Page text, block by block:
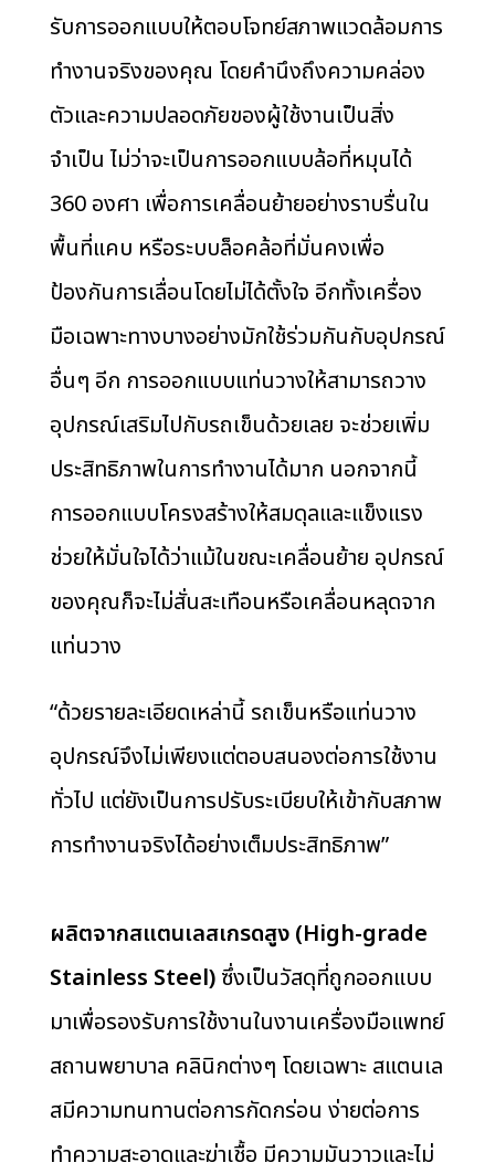
รับการออกแบบให้ตอบโจทย์สภาพแวดล้อมการ
ทำงานจริงของคุณ โดยคำนึงถึงความคล่อง
ตัวและความปลอดภัยของผู้ใช้งานเป็นสิ่ง
จำเป็น ไม่ว่าจะเป็นการออกแบบล้อที่หมุนได้
360 องศา เพื่อการเคลื่อนย้ายอย่างราบรื่นใน
พื้นที่แคบ หรือระบบล็อคล้อที่มั่นคงเพื่อ
ป้องกันการเลื่อนโดยไม่ได้ตั้งใจ อีกทั้งเครื่อง
มือเฉพาะทางบางอย่างมักใช้ร่วมกันกับอุปกรณ์
อื่นๆ อีก การออกแบบแท่นวางให้สามารถวาง
อุปกรณ์เสริมไปกับรถเข็นด้วยเลย จะช่วยเพิ่ม
ประสิทธิภาพในการทำงานได้มาก นอกจากนี้
การออกแบบโครงสร้างให้สมดุลและแข็งแรง
ช่วยให้มั่นใจได้ว่าแม้ในขณะเคลื่อนย้าย อุปกรณ์
ของคุณก็จะไม่สั่นสะเทือนหรือเคลื่อนหลุดจาก
แท่นวาง
“ด้วยรายละเอียดเหล่านี้ รถเข็นหรือแท่นวาง
อุปกรณ์จึงไม่เพียงแต่ตอบสนองต่อการใช้งาน
ทั่วไป แต่ยังเป็นการปรับระเบียบให้เข้ากับสภาพ
การทำงานจริงได้อย่างเต็มประสิทธิภาพ”
ผลิตจากสแตนเลสเกรดสูง (High-grade
Stainless Steel) ซึ่งเป็นวัสดุที่ถูกออกแบบ
มาเพื่อรองรับการใช้งานในงานเครื่องมือแพทย์
สถานพยาบาล คลินิกต่างๆ โดยเฉพาะ สแตนเล
สมีความทนทานต่อการกัดกร่อน ง่ายต่อการ
ทำความสะอาดและฆ่าเชื้อ มีความมันวาวและไม่